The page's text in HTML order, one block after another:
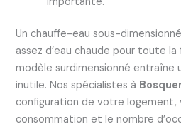
Un chauffe-eau sous-
assez d’eau chaude pour toute la
modèle surdimensionné entraîne
inutile. Nos spécialistes à
configuration de votre logement,
consommation et le nombre